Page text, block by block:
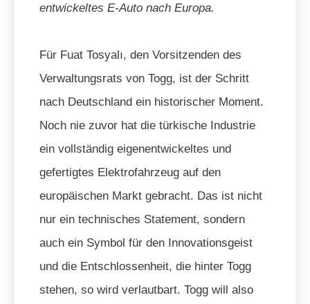
entwickeltes E-Auto nach Europa.
Für Fuat Tosyalı, den Vorsitzenden des
Verwaltungsrats von Togg, ist der Schritt
nach Deutschland ein historischer Moment.
Noch nie zuvor hat die türkische Industrie
ein vollständig eigenentwickeltes und
gefertigtes Elektrofahrzeug auf den
europäischen Markt gebracht. Das ist nicht
nur ein technisches Statement, sondern
auch ein Symbol für den Innovationsgeist
und die Entschlossenheit, die hinter Togg
stehen, so wird verlautbart. Togg will also